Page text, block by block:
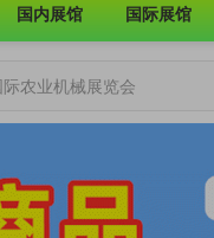
国内展馆 国际展馆
农业机械展览会